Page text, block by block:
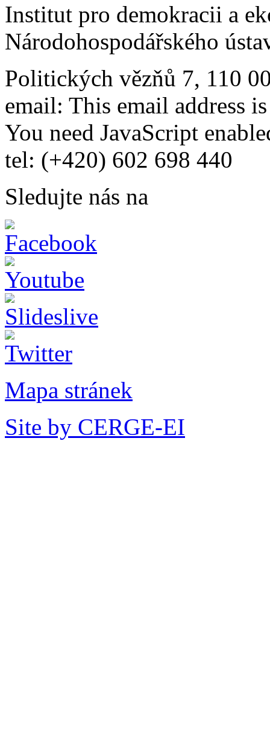
Institut pro demokracii a
Národohospodářského
Politických vězňů 7, 110
email: This email address
You need JavaScript
tel: (+420) 602 698 440
Sledujte nás na
Mapa stránek
Site by CERGE-EI